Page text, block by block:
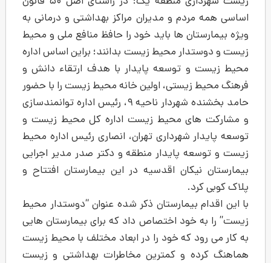
و مدیران مراکز بهداشتی و درمانی به
ها باید خود را حافظ منافع ملی و محیط
محیط زیست بدانند؛ براین اساس اداره
پایدار با هدف ارتقاء دانش و
اولین خانه محیط زیست را با حضور
حامد بخشنده شهردار ناحیه ۹، رئیس اداره توانمندسازی
محیط زیست اداره کل محیط زیست و
تهران، انصاری رئیس اداره محیط
منطقه و دکتر صدر مدیر اجرایی
اقدسیه در این بیمارستان افتتاح و
ذکر شده عنوان “دوستدار محیط
اختصاص داد که برای بیمارستان هایی
خود را در ابعاد مختلف با محیط زیست
کمترین مخاطرات بهداشتی و زیست